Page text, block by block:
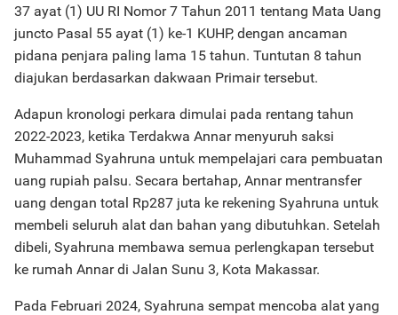
37 ayat (1) UU RI Nomor 7 Tahun 2011 tentang Mata Uang
juncto Pasal 55 ayat (1) ke-1 KUHP, dengan ancaman
pidana penjara paling lama 15 tahun. Tuntutan 8 tahun
diajukan berdasarkan dakwaan Primair tersebut.
Adapun kronologi perkara dimulai pada rentang tahun
2022-2023, ketika Terdakwa Annar menyuruh saksi
Muhammad Syahruna untuk mempelajari cara pembuatan
uang rupiah palsu. Secara bertahap, Annar mentransfer
uang dengan total Rp287 juta ke rekening Syahruna untuk
membeli seluruh alat dan bahan yang dibutuhkan. Setelah
dibeli, Syahruna membawa semua perlengkapan tersebut
ke rumah Annar di Jalan Sunu 3, Kota Makassar.
Pada Februari 2024, Syahruna sempat mencoba alat yang